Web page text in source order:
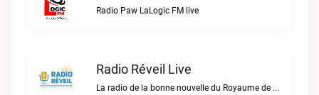
Radio Paw LaLogic FM live
Radio Réveil Live
La radio de la bonne nouvelle du Royaume de DIEU en Haïti.Radio Réveil live